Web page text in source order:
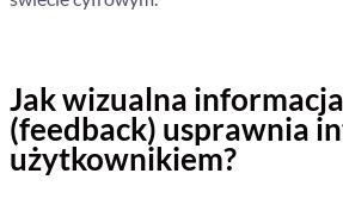
Jak wizualna
(feedback) usprawnia
użytkownikiem?